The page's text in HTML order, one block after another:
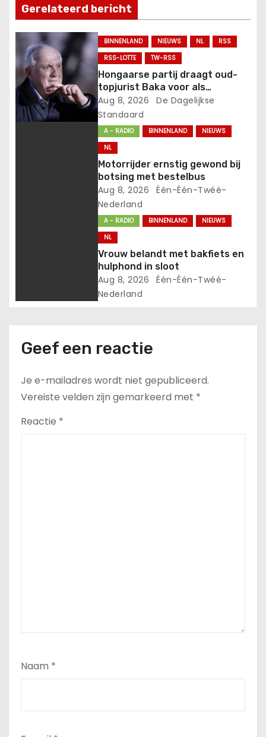
a
v
i
g
a
Gerelateerd bericht
BINNENLAND NIEUWS NL
RSS
RSS-LOTTE
TW-RSS
Hongaarse partij draagt oud-
topjurist Baka voor als
president.
Aug 8, 2026
De Dagelijkse
Standaard
A - RADIO BINNENLAND
NIEUWS
NL
Motorrijder ernstig gewond bij
botsing met bestelbus
Aug 8, 2026
Één-Één-Twéé-
Nederland
A - RADIO BINNENLAND
NIEUWS
NL
Vrouw belandt met bakfiets en
hulphond in sloot
Aug 8, 2026
Één-Één-Twéé-
Nederland
Geef een reactie
Je e-mailadres wordt niet gepubliceerd.
Vereiste velden zijn gemarkeerd met *
Reactie *
Naam *